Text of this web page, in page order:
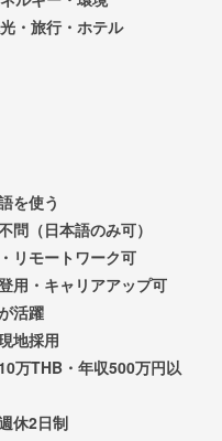
・旅行・ホテル
を使う
問（日本語のみ可）
リモートワーク可
用・キャリアアップ可
活躍
地採用
万THB・年収500万円以
休2日制